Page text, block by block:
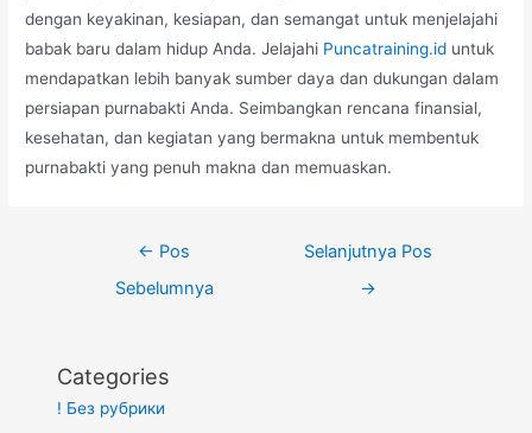
dengan keyakinan, kesiapan, dan semangat untuk menjelajahi
babak baru dalam hidup Anda. Jelajahi Puncatraining.id untuk
mendapatkan lebih banyak sumber daya dan dukungan dalam
persiapan purnabakti Anda. Seimbangkan rencana finansial,
kesehatan, dan kegiatan yang bermakna untuk membentuk
purnabakti yang penuh makna dan memuaskan.
← Pos
Sebelumnya
Selanjutnya Pos
→
Categories
! Без рубрики